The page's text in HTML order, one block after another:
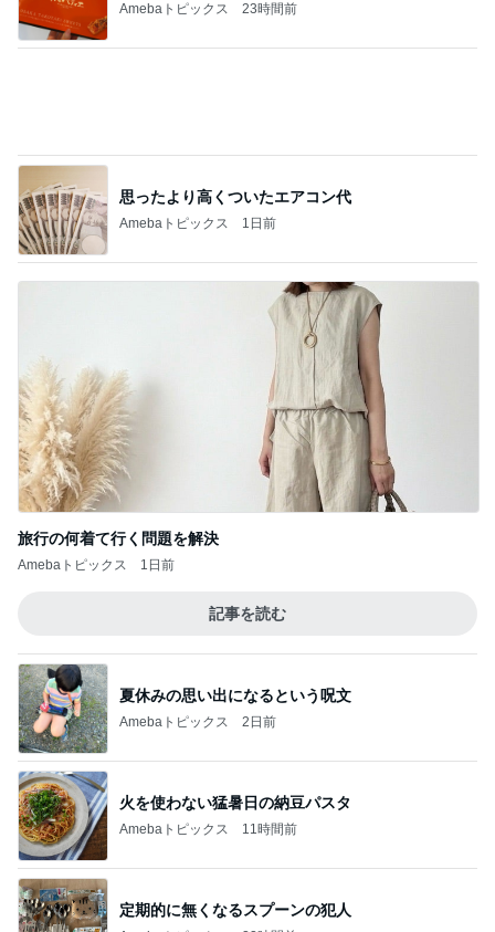
旅行の何着て行く問題を解決
Amebaトピックス
記事を読む
夏休みの思い出になるという呪文
Amebaトピックス 2日前
火を使わない猛暑日の納豆パスタ
Amebaトピックス 11時間前
Amebaトピックス 22時間前
特性か認知症かわからない父の言動
Amebaトピックス 11時間前